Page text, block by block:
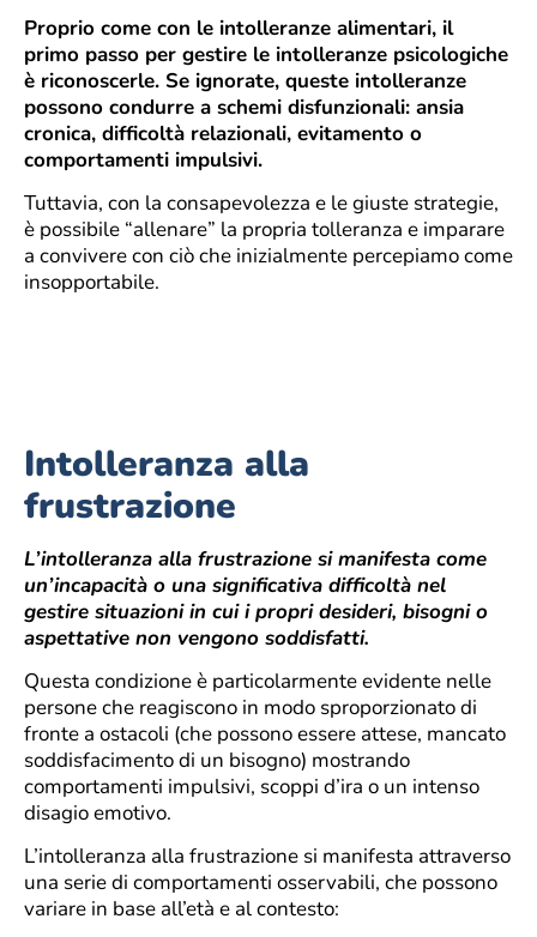
Proprio come con le intolleranze alimentari, il
primo passo per gestire le intolleranze psicologiche
è riconoscerle. Se ignorate, queste intolleranze
possono condurre a schemi disfunzionali: ansia
cronica, difficoltà relazionali, evitamento o
comportamenti impulsivi.
Tuttavia, con la consapevolezza e le giuste strategie,
è possibile “allenare” la propria tolleranza e imparare
a convivere con ciò che inizialmente percepiamo come
insopportabile.
Intolleranza alla
frustrazione
L’intolleranza alla frustrazione si manifesta come
un’incapacità o una significativa difficoltà nel
gestire situazioni in cui i propri desideri, bisogni o
aspettative non vengono soddisfatti.
Questa condizione è particolarmente evidente nelle
persone che reagiscono in modo sproporzionato di
fronte a ostacoli (che possono essere attese, mancato
soddisfacimento di un bisogno) mostrando
comportamenti impulsivi, scoppi d’ira o un intenso
disagio emotivo.
L’intolleranza alla frustrazione si manifesta attraverso
una serie di comportamenti osservabili, che possono
variare in base all’età e al contesto: